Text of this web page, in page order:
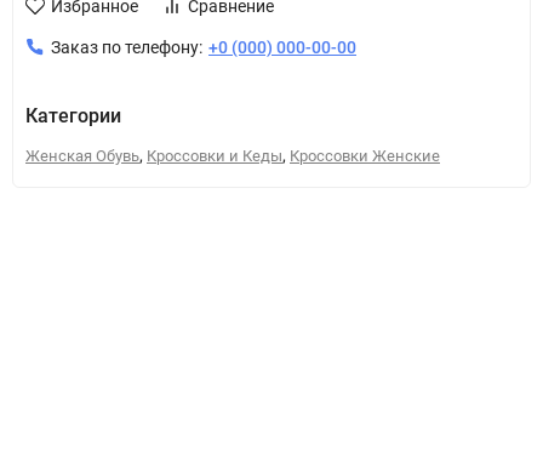
Избранное Сравнение
Заказ по телефону: +0 (000) 000-00-00
Категории
Женская Обувь, Кроссовки и Кеды, Кроссовки Женские